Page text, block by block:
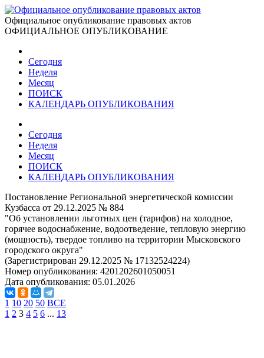
Официальное опубликование правовых актов
ОФИЦИАЛЬНОЕ ОПУБЛИКОВАНИЕ
Сегодня
Неделя
Месяц
ПОИСК
КАЛЕНДАРЬ ОПУБЛИКОВАНИЯ
Сегодня
Неделя
Месяц
ПОИСК
КАЛЕНДАРЬ ОПУБЛИКОВАНИЯ
Постановление Региональной энергетической комиссии
Кузбасса от 29.12.2025 № 884
"Об установлении льготных цен (тарифов) на холодное,
горячее водоснабжение, водоотведение, тепловую энергию
(мощность), твердое топливо на территории Мысковского
городского округа"
(Зарегистрирован 29.12.2025 № 17132524224)
Номер опубликования: 4201202601050051
Дата опубликования: 05.01.2026
1 10 20 50 ВСЕ
1 2 3 4 5 6 ... 13